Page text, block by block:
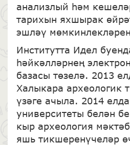
анализлый һәм
тарихын яхшырак
эшләү
Институтта Идел
һәйкәлләрнең
базасы төзелә. 2013
Халыкара археологик
үзәге ачыла. 2014
университеты белән
кыр археология
яшь тикшеренүчеләр